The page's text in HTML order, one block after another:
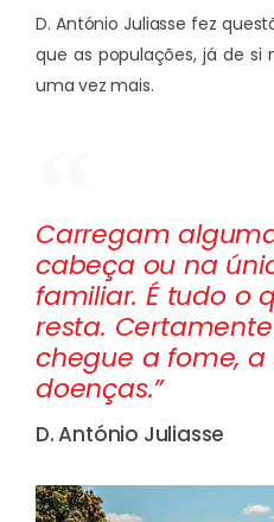
D. António Juliasse fez
que as populações, já de si
uma vez mais.
Carregam
cabeça ou na
familiar. É tudo o
resta.
chegue a fome, a
doenças.”
D. António Juliasse